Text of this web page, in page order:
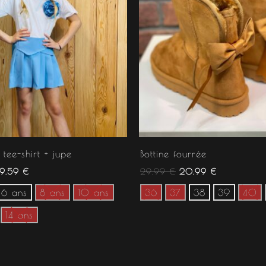
tee-shirt + jupe
€
6 ans 8 ans 10 ans
14 ans
Bottine fourrée
29.99€ 20.99 €
36 37 38 39 40